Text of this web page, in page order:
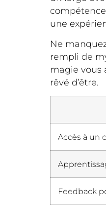
une
Ne
rempli de
magie vous
rêvé d’être.
Accès à un
Feedback